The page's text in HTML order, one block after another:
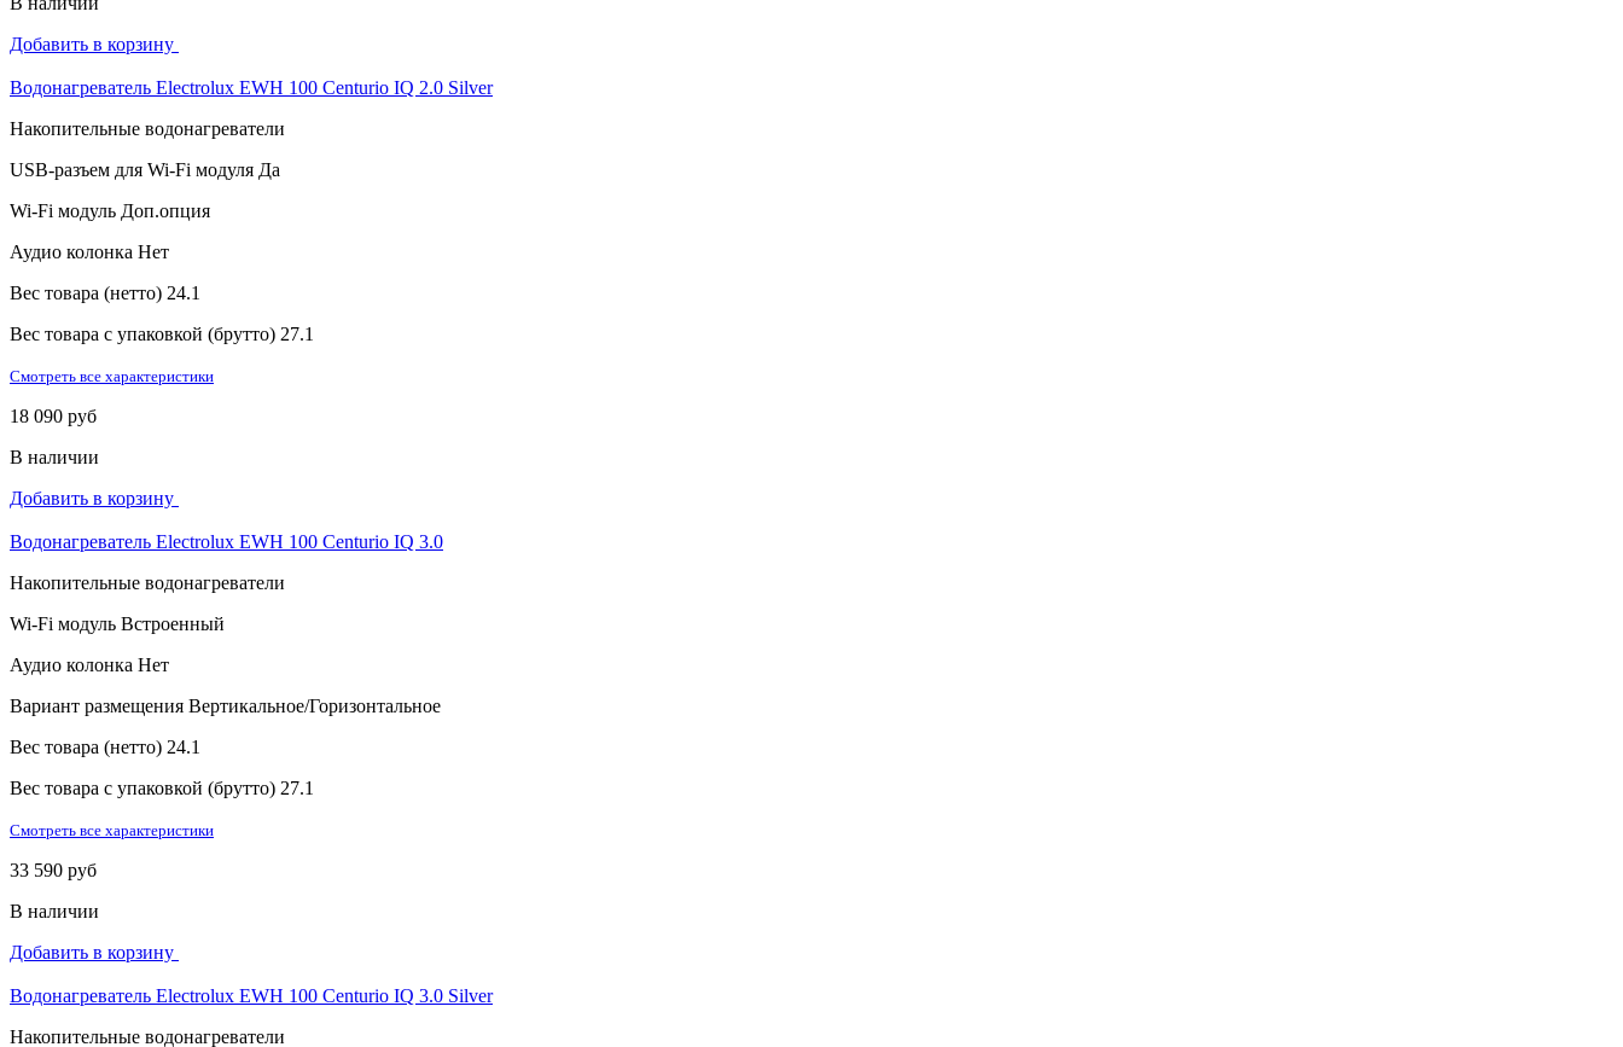
Добавить в корзину
Водонагреватель Electrolux EWH 100 Centurio IQ 2.0 Silver
Накопительные водонагреватели
USB-разъем для Wi-Fi модуля Да
Wi-Fi модуль Доп.опция
Аудио колонка Нет
Вес товара (нетто) 24.1
Вес товара с упаковкой (брутто) 27.1
Смотреть все характеристики
18 090 руб
В наличии
Добавить в корзину
Водонагреватель Electrolux EWH 100 Centurio IQ 3.0
Накопительные водонагреватели
Wi-Fi модуль Встроенный
Аудио колонка Нет
Вариант размещения Вертикальное/Горизонтальное
Вес товара (нетто) 24.1
Вес товара с упаковкой (брутто) 27.1
Смотреть все характеристики
33 590 руб
В наличии
Добавить в корзину
Водонагреватель Electrolux EWH 100 Centurio IQ 3.0 Silver
Накопительные водонагреватели